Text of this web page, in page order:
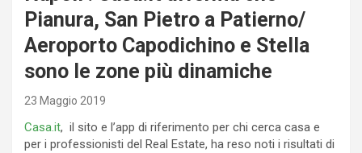
Pianura, San Pietro a Patierno/
Aeroporto Capodichino e Stella
sono le zone più dinamiche
23 Maggio 2019
Casa.it, il sito e l’app di riferimento per chi cerca casa e
per i professionisti del Real Estate, ha reso noti i risultati di